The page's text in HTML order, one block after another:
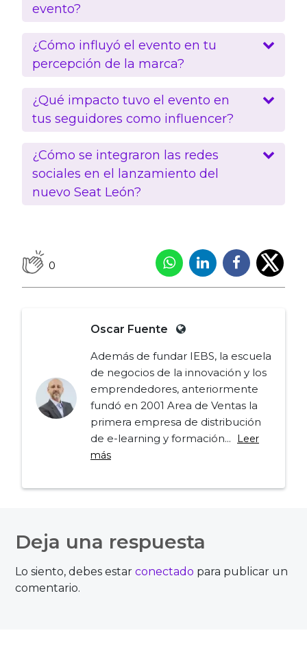
evento?
¿Cómo influyó el evento en tu
percepción de la marca?
¿Qué impacto tuvo el evento en
tus seguidores como influencer?
¿Cómo se integraron las redes
sociales en el lanzamiento del
nuevo Seat León?
0
Oscar Fuente
Además de fundar IEBS, la escuela
de negocios de la innovación y los
emprendedores, anteriormente
fundó en 2001 Area de Ventas la
primera empresa de distribución
de e-learning y formación...
Leer
más
de
entradas
Deja una respuesta
Lo siento, debes estarconectado para publicar un
comentario.